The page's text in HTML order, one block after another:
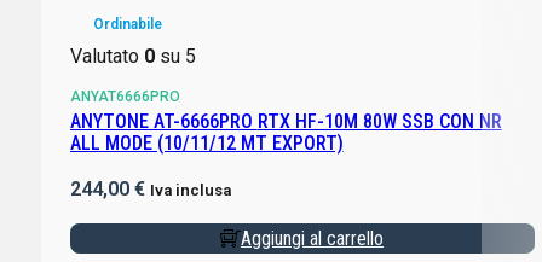
Ordinabile
Valutato 0su 5
ANYAT6666PRO
ANYTONE AT-6666PRO RTX HF-10M 80W SSB CON NR
ALL MODE (10/11/12 MT EXPORT)
244,00 € Iva inclusa
Aggiungi al carrello